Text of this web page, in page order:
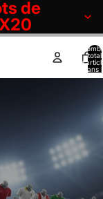
de
total
dans